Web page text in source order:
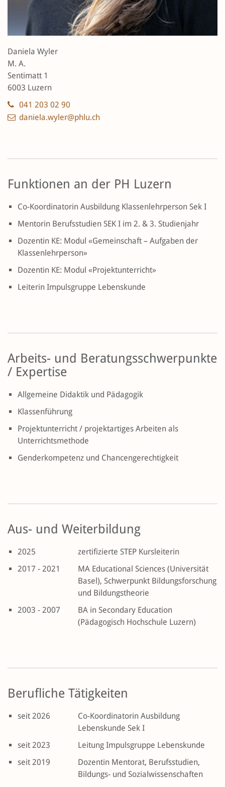
Daniela Wyler
M. A.
Sentimatt 1
6003 Luzern
041 203 02 90
daniela.wyler@phlu.ch
Funktionen an der PH Luzern
Co-Koordinatorin Ausbildung Klassenlehrperson Sek I
Mentorin Berufsstudien SEK I im 2. & 3. Studienjahr
Dozentin KE: Modul «Gemeinschaft – Aufgaben der
Klassenlehrperson»
Dozentin KE: Modul «Projektunterricht»
Leiterin Impulsgruppe Lebenskunde
Arbeits- und Beratungsschwerpunkte
/ Expertise
Allgemeine Didaktik und Pädagogik
Klassenführung
Projektunterricht / projektartiges Arbeiten als
Unterrichtsmethode
Genderkompetenz und Chancengerechtigkeit
Aus- und Weiterbildung
2025
zertifizierte STEP Kursleiterin
2017 - 2021
MA Educational Sciences (Universität
Basel), Schwerpunkt Bildungsforschung
und Bildungstheorie
2003 - 2007
BA in Secondary Education
(Pädagogisch Hochschule Luzern)
Berufliche Tätigkeiten
seit 2026
Co-Koordinatorin Ausbildung
Lebenskunde Sek I
seit 2023
Leitung Impulsgruppe Lebenskunde
seit 2019
Dozentin Mentorat, Berufsstudien,
Bildungs- und Sozialwissenschaften